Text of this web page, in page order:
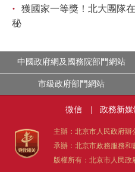
多語種
DEUTSCH
ESPAÑOL
ITALIANO
·
獲國家一等獎！北大團隊
秘
中國政府網及國務院部門網站
市級政府部門網站
微信 政務新媒
主辦：北京市人民政府辦
承辦：北京市政務服務和
版權所有：北京市人民政